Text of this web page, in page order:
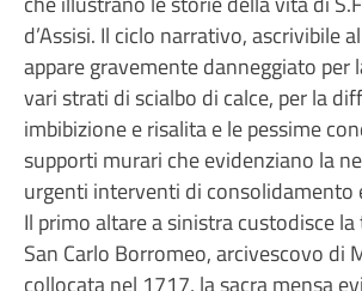
d’Assisi. Il ciclo narrativo, ascrivibile
appare gravemente danneggiato per
vari strati di scialbo di calce, per la
imbibizione e risalita e le pessime
supporti murari che evidenziano la
urgenti interventi di consolidamento
Il primo altare a sinistra custodisce
San Carlo Borromeo, arcivescovo di
collocata nel 1717, la sacra mensa